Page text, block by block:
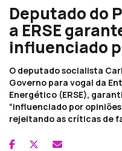
Deputado do
a ERSE
influenciado
O deputado socialista
Governo para vogal da
Energético (ERSE),
“influenciado por
rejeitando as críticas de